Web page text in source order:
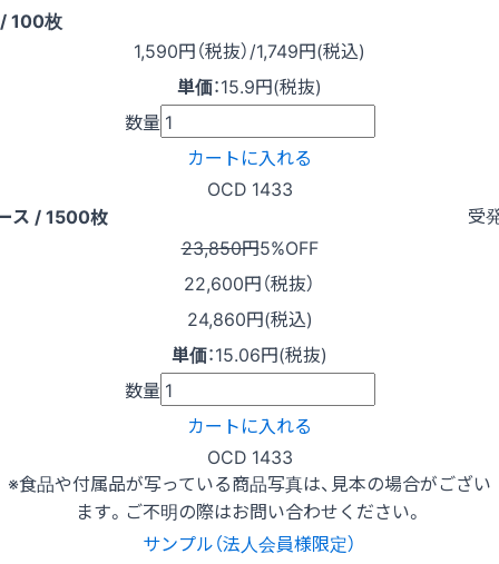
100枚
1,590円（税抜）/1,749円(税込)
単価：15.9円(税抜)
数量
カートに入れる
OCD 1433
ス / 1500枚
受
23,850円5%OFF
22,600円（税抜）
24,860円(税込)
単価：15.06円(税抜)
数量
カートに入れる
OCD 1433
※食品や付属品が写っている商品写真は、見本の場合がござい
ます。ご不明の際はお問い合わせください。
サンプル（法人会員様限定）